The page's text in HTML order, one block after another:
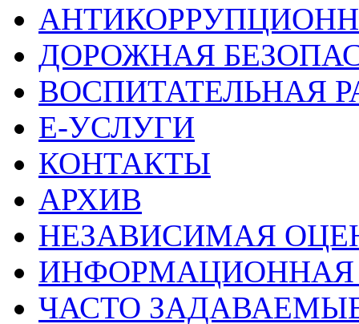
ДОРОЖНАЯ
ВОСПИТАТЕЛЬНАЯ
Е-УСЛУГИ
КОНТАКТЫ
АРХИВ
НЕЗАВИСИМАЯ
ИНФОРМАЦИОННАЯ
ЧАСТО